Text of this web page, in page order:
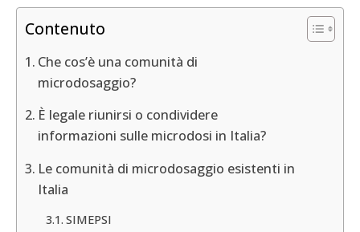
Contenuto
Che cos’è una comunità di
microdosaggio?
È legale riunirsi o condividere
informazioni sulle microdosi in Italia?
Le comunità di microdosaggio esistenti in
Italia
SIMEPSI